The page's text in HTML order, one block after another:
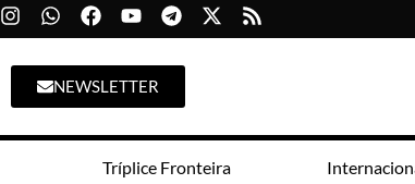
NEWSLETTER
Tríplice Fronteira